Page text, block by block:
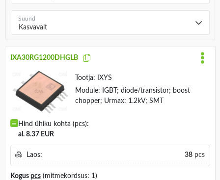
Kasvavalt
Suund
IXA30RG1200DHGLB
Tootja:
IXYS
Module: IGBT; diode/transistor; boost
chopper; Urmax: 1.2kV; SMT
Hind ühiku kohta (pcs):
al. 8.37 EUR
Laos: 38pcs
Kogus pcs(mitmekordsus: 1)